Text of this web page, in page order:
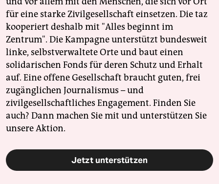
für eine starke Zivilgesellschaft einsetzen. Die taz
kooperiert deshalb mit "Alles beginnt im
Zentrum". Die Kampagne unterstützt bundesweit
linke, selbstverwaltete Orte und baut einen
solidarischen Fonds für deren Schutz und Erhalt
auf. Eine offene Gesellschaft braucht guten, frei
zugänglichen Journalismus – und
zivilgesellschaftliches Engagement. Finden Sie
auch? Dann machen Sie mit und unterstützen Sie
unsere Aktion.
Jetzt unterstützen